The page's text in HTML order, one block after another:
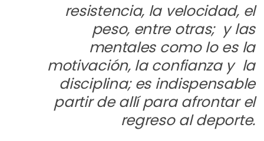
resistencia, la velocidad, el
peso, entre otras; y las
mentales como lo es la
motivación, la confianza y la
disciplina; es indispensable
partir de allí para afrontar el
regreso al deporte.